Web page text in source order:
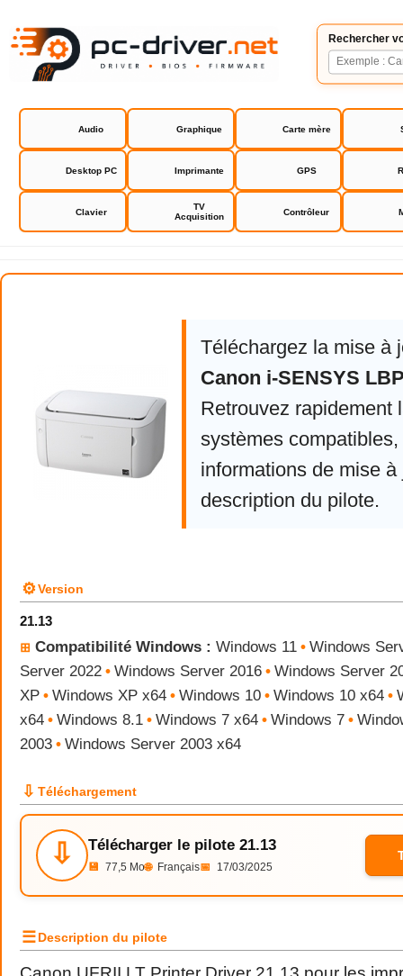
Rechercher
Audio Graphique Carte mère
Desktop PC Imprimante GPS
Clavier
TV
Acquisition
Contrôleur
Canon i-SENSYS LBP6030
Téléchargez la mise à
Canon i-SENSYS
Retrouvez rapidement
systèmes compatibles,
informations de mise à
description du pilote.
⚙Version
21.13
⊞ Compatibilité Windows : Windows 11 • Windows
Server 2022 • Windows Server 2016 • Windows Server
XP • Windows XP x64 • Windows 10 • Windows 10 x64 •
x64 • Windows 8.1 • Windows 7 x64 • Windows 7 •
2003 • Windows Server 2003 x64
⇩ Téléchargement
⇩ Télécharger le pilote 21.13
💾 77,5 Mo🌐 Français📅 17/03/2025
☰Description du pilote